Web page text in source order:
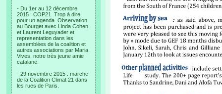
- Du 1er au 12 décembre
2015 : COP21. Trop à dire
pour un agenda. Observation
au Bourget avec Linda Cohen
et Laurent Leguyader et
representation dans les
assemblées de la coalition et
autres associations par Maria
Vives, notre très jeune amie
catalane.
- 29 novembre 2015 : marche
de la Coalition Climat 21 dans
les rues de Paris.